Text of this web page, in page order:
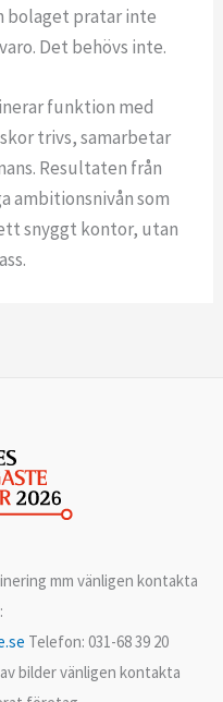
bolaget pratar inte
Det behövs inte.
funktion med
trivs, samarbetar
Resultaten från
ambitionsnivån som
snyggt kontor, utan
mm vänligen kontakta
Telefon: 031-68 39 20
bilder vänligen kontakta